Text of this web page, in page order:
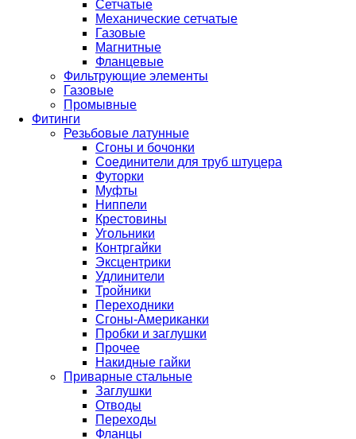
Сетчатые
Механические сетчатые
Газовые
Магнитные
Фланцевые
Фильтрующие элементы
Газовые
Промывные
Фитинги
Резьбовые латунные
Сгоны и бочонки
Соединители для труб штуцера
Футорки
Муфты
Ниппели
Крестовины
Угольники
Контргайки
Эксцентрики
Удлинители
Тройники
Переходники
Сгоны-Американки
Пробки и заглушки
Прочее
Накидные гайки
Приварные стальные
Заглушки
Отводы
Переходы
Фланцы